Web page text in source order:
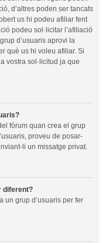
d’altres poden ser tancats
us hi podeu afiliar fent
podeu sol·licitar l’afiliació
d’usuaris aprovi la
què us hi voleu afiliar. Si
vostra sol·licitud ja que
fòrum quan crea el grup
proveu de posar-
li un missatge privat.
diferent?
un grup d’usuaris per fer